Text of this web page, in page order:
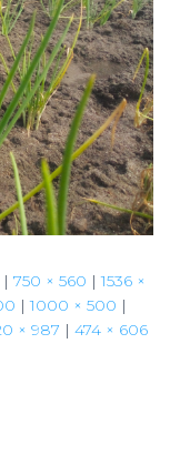
| 750 × 560 | 1536 ×
| 1000 × 500 |
× 987 | 474 × 606